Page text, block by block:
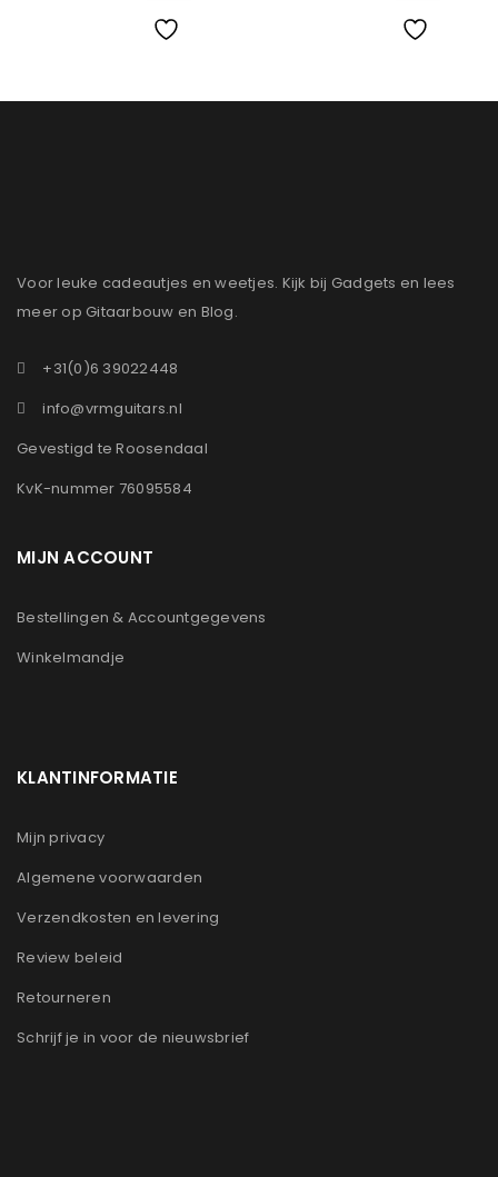
Voor leuke cadeautjes en weetjes. Kijk bij Gadgets en lees
meer op Gitaarbouw en Blog.
+31(0)6 39022448
info@vrmguitars.nl
Gevestigd te Roosendaal
KvK-nummer 76095584
MIJN ACCOUNT
Bestellingen & Accountgegevens
Winkelmandje
KLANTINFORMATIE
Mijn privacy
Algemene voorwaarden
Verzendkosten en levering
Review beleid
Retourneren
Schrijf je in voor de nieuwsbrief